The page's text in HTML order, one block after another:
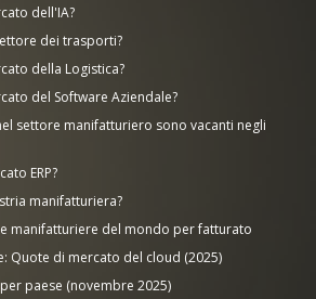
dell'IA?
dei trasporti?
della Logistica?
del Software Aziendale?
settore manifatturiero sono vacanti negli
ERP?
manifatturiera?
manifatturiere del mondo per fatturato
Quote di mercato del cloud (2025)
paese (novembre 2025)